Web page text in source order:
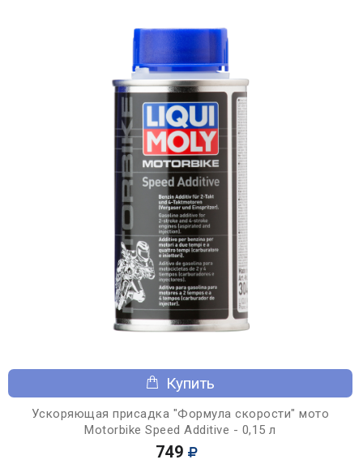
Купить
Ускоряющая присадка "Формула скорости" мото
Motorbike Speed Additive - 0,15 л
749